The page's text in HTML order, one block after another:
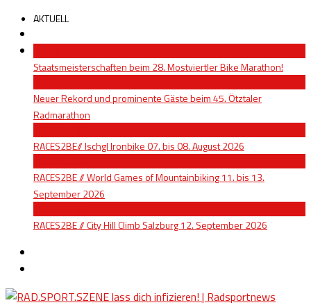
AKTUELL
Staatsmeisterschaften beim 28. Mostviertler Bike Marathon!
Neuer Rekord und prominente Gäste beim 45. Ötztaler
Radmarathon
RACES2BE// Ischgl Ironbike 07. bis 08. August 2026
RACES2BE // World Games of Mountainbiking 11. bis 13.
September 2026
RACES2BE // City Hill Climb Salzburg 12. September 2026